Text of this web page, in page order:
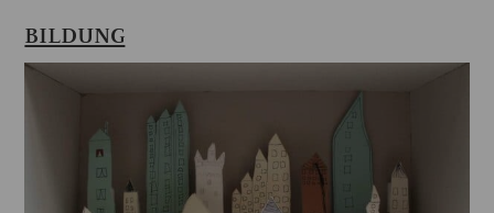
BILDUNG